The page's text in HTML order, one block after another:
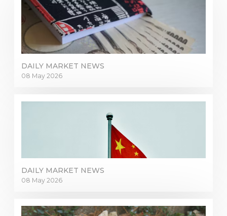
DAILY MARKET NEWS
08 May 2026
DAILY MARKET NEWS
08 May 2026